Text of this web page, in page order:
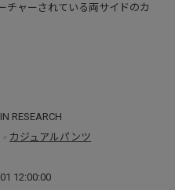
RESEARCH
> カジュアルパンツ
12:00:00
チャーされている両サイドのカ